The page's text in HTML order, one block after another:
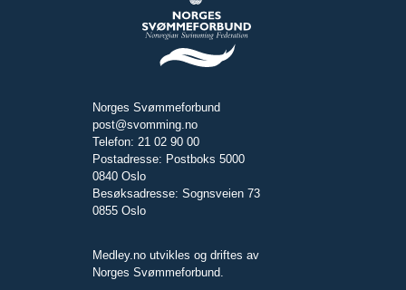
Norges Svømmeforbund
post@svomming.no
Telefon: 21 02 90 00
Postadresse: Postboks 5000
0840 Oslo
Besøksadresse: Sognsveien 73
0855 Oslo
Medley.no utvikles og driftes av
Norges Svømmeforbund.